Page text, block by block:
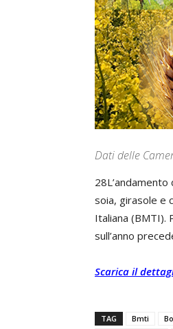
Dati delle
soia, girasole e
Italiana (BMTI).
sull’anno
Scarica il
TAG Bmti